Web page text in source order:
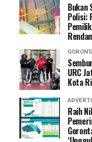
Bukan
Polisi:
URC
Kota
Raih